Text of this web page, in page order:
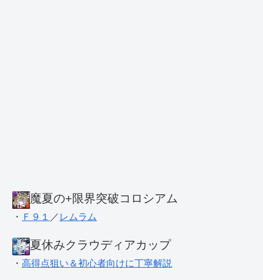
魔夏の+限界突破コロシアム
・ Ｆ９１ ／ レムラム
夏休みクラウディアカップ
・ 高得点狙い＆初心者向けに丁寧解説